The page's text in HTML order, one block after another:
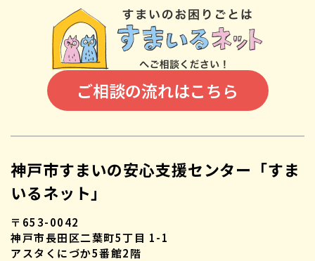
ご相談の流れはこちら
神戸市すまいの安心支援センター「すま
いるネット」
〒653-0042
神戸市長田区二葉町5丁目 1-1
アスタくにづか5番館2階